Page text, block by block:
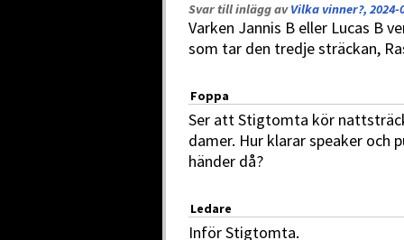
Svar till inlägg avVilka vinner?, 2024-
Varken Jannis B eller Lucas B
som tar den tredje sträckan,
Foppa
Ser att Stigtomta kör
damer. Hur klarar speaker och
händer då?
Ledare
Inför Stigtomta.